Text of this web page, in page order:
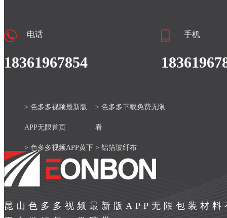
电话
18361967854
手机
> 色多多视频最新版
APP无限首页
> 色多多下载免费无限
看
> 色多多视频APP黄下
载安装官网
> 铝箔玻纤布
> 产品中心
> 色多多视频最新版
APP无限案例 > 关于色多多视频最新
昆山色多多视频最新版APP无限包装材